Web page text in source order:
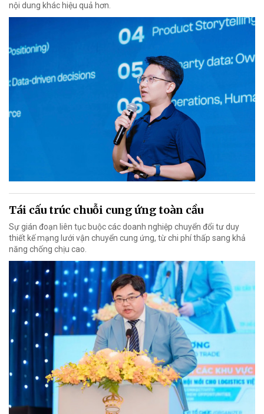
nội dung khác hiệu quả hơn.
Tái cấu trúc chuỗi cung ứng toàn cầu
Sự gián đoạn liên tục buộc các doanh nghiệp chuyển đổi tư duy
thiết kế mạng lưới vận chuyển cung ứng, từ chi phí thấp sang khả
năng chống chịu cao.